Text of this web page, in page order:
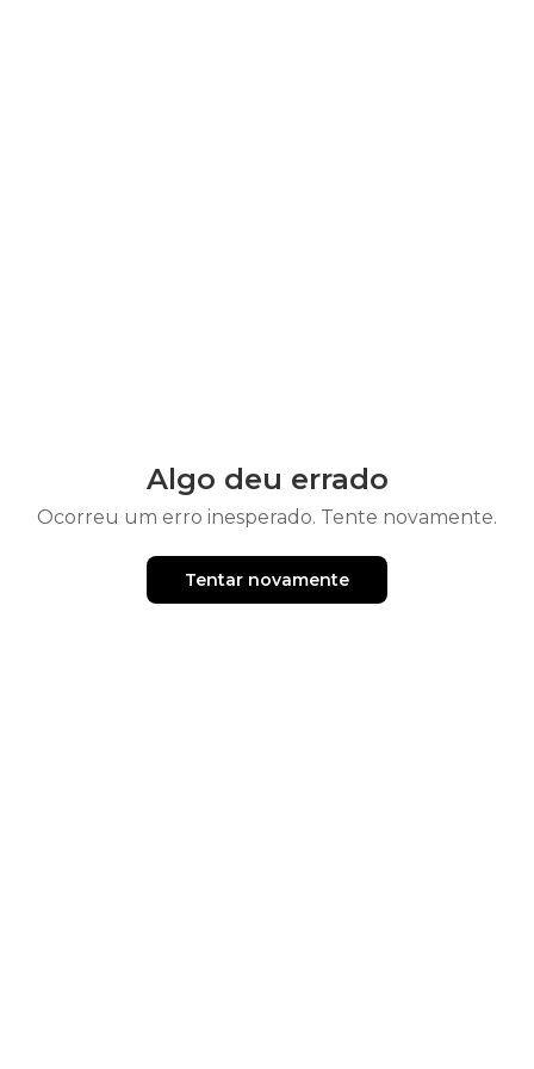
Algo deu errado
Ocorreu um erro inesperado. Tente novamente.
Tentar novamente